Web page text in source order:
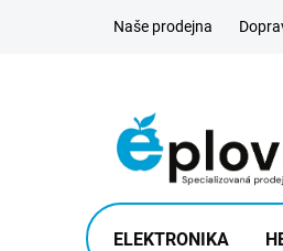
Naše prodejna
ELEKTRONIKA